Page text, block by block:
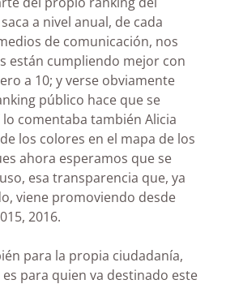
a nivel anual, de cada
de comunicación, nos
están cumpliendo mejor con
a 10; y verse obviamente
público hace que se
lo comentaba también Alicia
los colores en el mapa de los
ahora esperamos que se
esa transparencia que, ya
viene promoviendo desde
2016.
para la propia ciudadanía,
para quien va destinado este